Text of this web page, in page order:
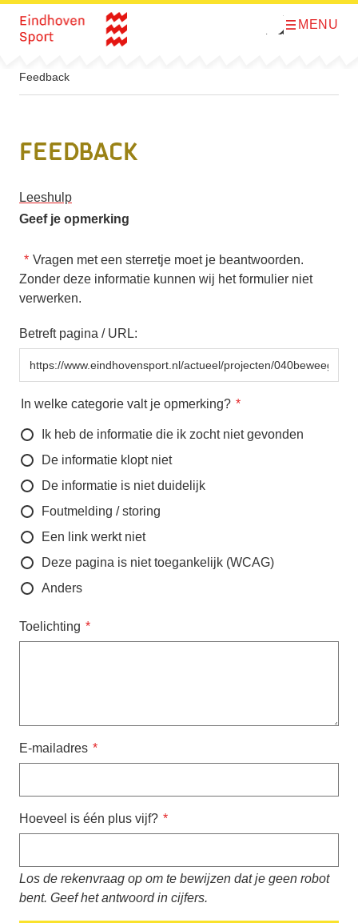
Direct naar de inhoud
O
n
MENU
Feedback
Feedback
Leeshulp
Geef je opmerking
Vragen met een sterretje moet je beantwoorden.
Zonder deze informatie kunnen wij het formulier niet
verwerken.
Betreft pagina / URL:
In welke categorie valt je opmerking?
Ik heb de informatie die ik zocht niet gevonden
De informatie klopt niet
De informatie is niet duidelijk
Foutmelding / storing
Een link werkt niet
Deze pagina is niet toegankelijk (WCAG)
Anders
Toelichting
E-mailadres
Hoeveel is één plus vijf?
Los de rekenvraag op om te bewijzen dat je geen robot
bent. Geef het antwoord in cijfers.